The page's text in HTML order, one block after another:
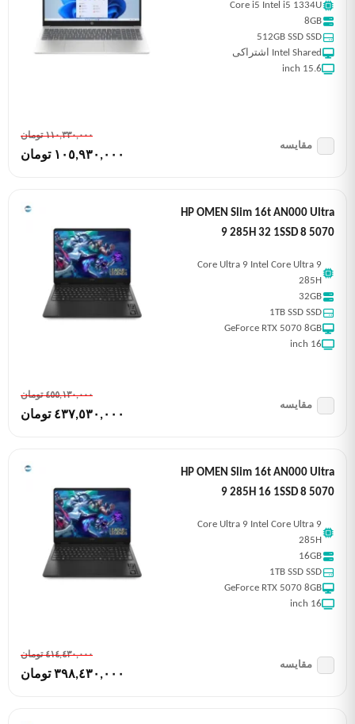
Core i5 Intel i5 1334U
8GB
512GB SSD SSD
Intel Shared اشتراکی
15.6 inch
١١٠,٣٣٠,٠٠٠ تومان
١٠٥,٩٣٠,٠٠٠ تومان
مقایسه
HP OMEN Slim 16t AN000 Ultra
9 285H 32 1SSD 8 5070
Core Ultra 9 Intel Core Ultra 9
285H
32GB
1TB SSD SSD
GeForce RTX 5070 8GB
16 inch
٤٥٥,١٣٠,٠٠٠ تومان
٤٣٧,٥٣٠,٠٠٠ تومان
مقایسه
HP OMEN Slim 16t AN000 Ultra
9 285H 16 1SSD 8 5070
Core Ultra 9 Intel Core Ultra 9
285H
16GB
1TB SSD SSD
GeForce RTX 5070 8GB
16 inch
٤١٤,٤٣٠,٠٠٠ تومان
٣٩٨,٤٣٠,٠٠٠ تومان
مقایسه